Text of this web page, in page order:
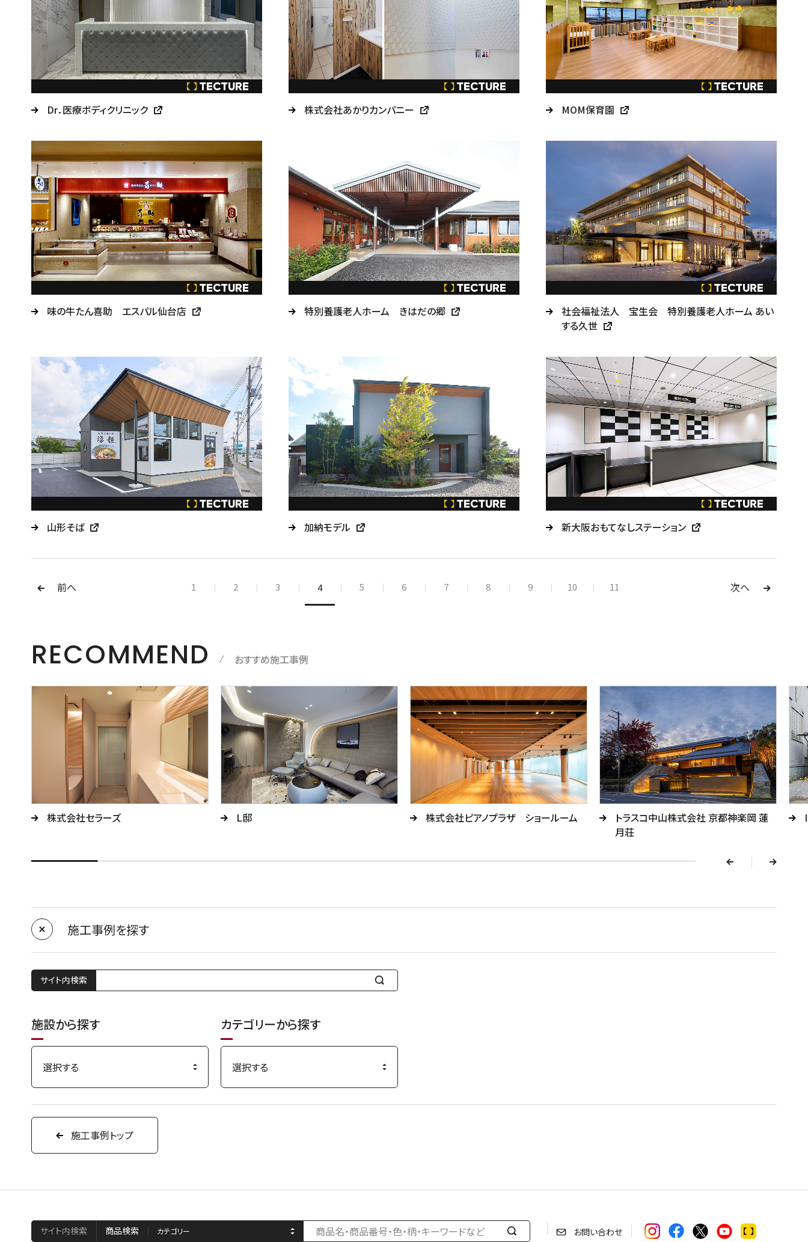
Dr．医療ボディクリニック 株式会社あかりカンパニー MOM保育園
味の牛たん喜助 エスパル仙台店 特別養護老人ホーム きはだの郷
社会福祉法人 宝生会 特別養護老人ホーム あい
する久世
山形そば 加納モデル 新大阪おもてなしステーション
前へ 1 2 3 4 5 6 7 8 9 10 11 次へ
RECOMMEND おすすめ施工事例
株式会社セラーズ L邸 株式会社ピアノプラザ ショールーム
トラスコ中山株式会社 京都神楽岡 蓮
月荘
e
v
n
施工事例を探す
サイト内検索
検
施設から探す カテゴリーから探す
施工事例トップ
サイト内検索 商品検索
検 お問い合わせ